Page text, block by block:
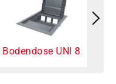
Bodendose UNI 8